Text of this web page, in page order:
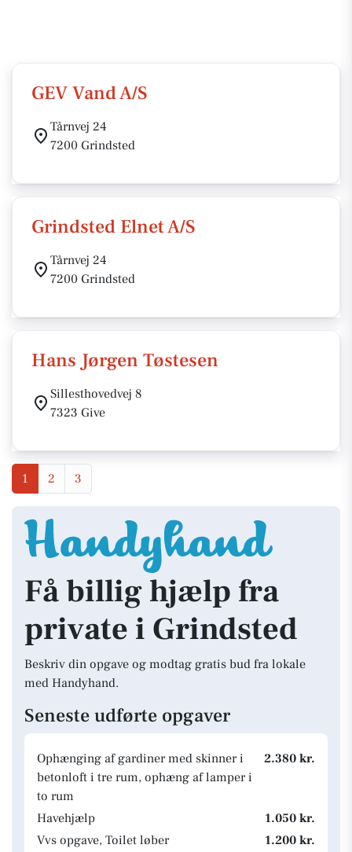
GEV Vand A/S
Tårnvej 24
7200 Grindsted
Grindsted Elnet A/S
Tårnvej 24
7200 Grindsted
Hans Jørgen Tøstesen
Sillesthovedvej 8
7323 Give
1 2 3
Få billig hjælp fra
private i Grindsted
Beskriv din opgave og modtag gratis bud fra lokale
med Handyhand.
Seneste udførte opgaver
Ophænging af gardiner med skinner i
betonloft i tre rum, ophæng af lamper i
to rum
2.380 kr.
Havehjælp
1.050 kr.
Vvs opgave, Toilet løber
1.200 kr.